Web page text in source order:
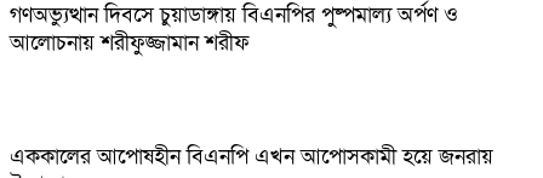
গণঅভ্যুত্থান দিবসে চুয়াডাঙ্গায় বিএনপির পুষ্পমাল্য অর্পণ ও
আলোচনায় শরীফুজ্জামান শরীফ
এককালের আপোষহীন বিএনপি এখন আপোসকামী হয়ে জনরায়